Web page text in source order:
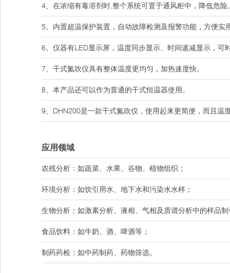
4、在浓缩有毒溶剂时,整个系统可置于通风柜中，降低危险
5、内置超温保护装置，自动故障检测及报警功能，方便实
6、仪器有LED显示屏，温度同步显示、时间递减显示，可
7、干式氮吹仪具有整体温度更均匀，加热速度快。
8、本产品还可以作为普通的干式恒温器使用。
9、DHN200是一款干式氮吹仪，使用起来更简便，而且
应用领域
农残分析：如蔬菜、水果、谷物、植物组织；
环境分析：如饮引用水、地下水和污染水水样；
生物分析：如激素分析、液相、气相及质谱分析中的样品
食品饮料：如牛奶、酒、啤酒等；
制药药检：如中药制药、药物筛选。